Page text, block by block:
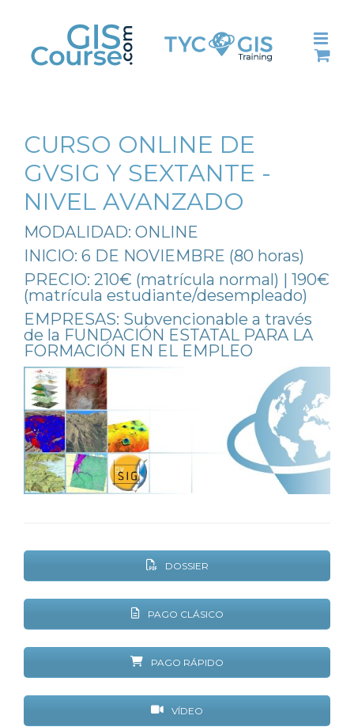
content
CURSO ONLINE DE
GVSIG Y SEXTANTE -
NIVEL AVANZADO
MODALIDAD: ONLINE
INICIO: 6 DE NOVIEMBRE (80 horas)
PRECIO: 210€ (matrícula normal) | 190€
(matrícula estudiante/desempleado)
EMPRESAS: Subvencionable a través
de la FUNDACIÓN ESTATAL PARA LA
FORMACIÓN EN EL EMPLEO
DOSSIER
PAGO CLÁSICO
PAGO RÁPIDO
VÍDEO